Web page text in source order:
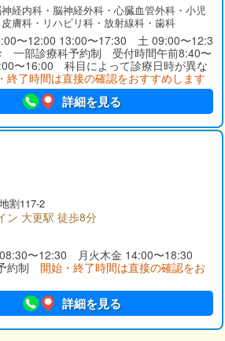
経内科・脳神経外科・心臓血管外科・小児
膚科・リハビリ科・放射線科・歯科
〜12:00 13:00〜17:30 土 09:00〜12:3
部診療科予約制 受付時間午前8:40〜
〜16:00 科目によって診療日時が異な
終了時間は直接の確認をおすすめします
詳細を見る
割117-2
ン 大更駅 徒歩8分
08:30〜12:30 月火木金 14:00〜18:30
約制 開始・終了時間は直接の確認をお
詳細を見る